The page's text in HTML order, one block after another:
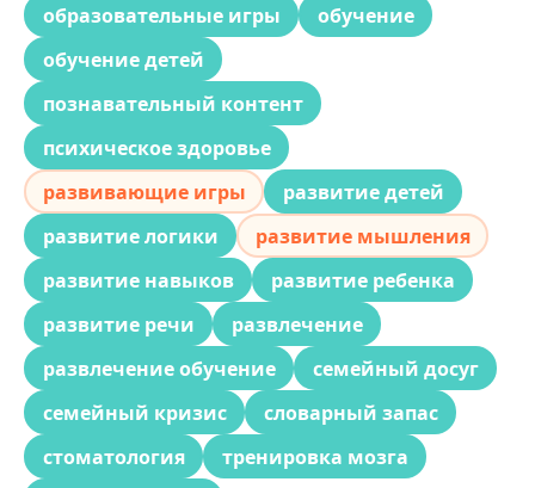
образовательные игры
обучение
обучение детей
познавательный контент
психическое здоровье
развивающие игры
развитие детей
развитие логики
развитие мышления
развитие навыков
развитие ребенка
развитие речи
развлечение
развлечение обучение
семейный досуг
семейный кризис
словарный запас
стоматология
тренировка мозга